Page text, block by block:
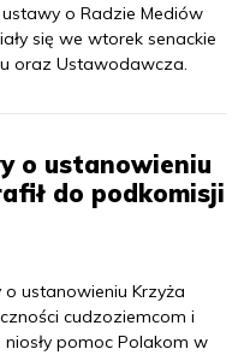
o Radzie Mediów
się we wtorek senackie
oraz Ustawodawcza.
o ustanowieniu
do podkomisji
ustanowieniu Krzyża
cudzoziemcom i
pomoc Polakom w